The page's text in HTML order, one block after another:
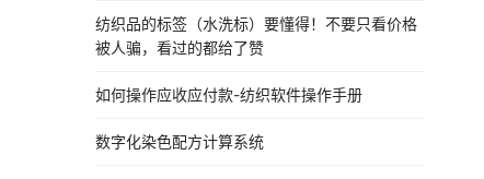
纺织品的标签（水洗标）要懂得！不要只看价格
被人骗，看过的都给了赞
如何操作应收应付款-纺织软件操作手册
数字化染色配方计算系统